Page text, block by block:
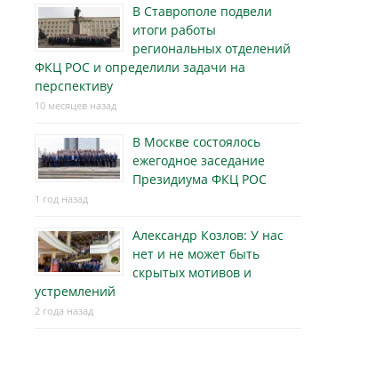
В Ставрополе подвели
итоги работы
региональных отделений
ФКЦ РОС и определили задачи на
перспективу
10 месяцев назад
В Москве состоялось
ежегодное заседание
Президиума ФКЦ РОС
1 год назад
Александр Козлов: У нас
нет и не может быть
скрытых мотивов и
устремлений
2 года назад